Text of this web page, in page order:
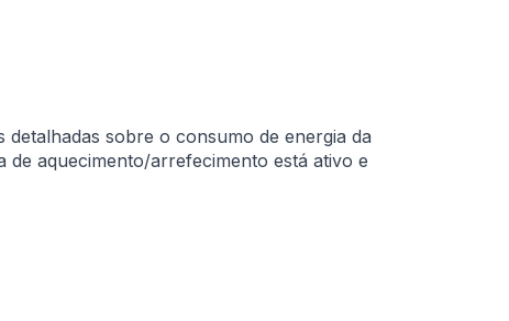
sobre o consumo de energia da
aquecimento/arrefecimento está ativo e